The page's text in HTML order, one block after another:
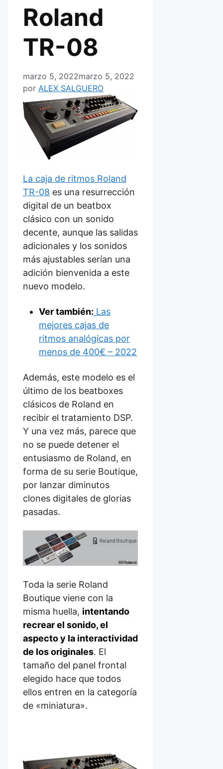
Roland
TR-08
marzo 5, 2022marzo 5, 2022
por ALEX SALGUERO
La caja de ritmos Roland
TR-08 es una resurrección
digital de un beatbox
clásico con un sonido
decente, aunque las salidas
adicionales y los sonidos
más ajustables serían una
adición bienvenida a este
nuevo modelo.
Ver también: Las
mejores cajas de
ritmos analógicas por
menos de 400€ – 2022
Además, este modelo es el
último de los beatboxes
clásicos de Roland en
recibir el tratamiento DSP.
Y una vez más, parece que
no se puede detener el
entusiasmo de Roland, en
forma de su serie Boutique,
por lanzar diminutos
clones digitales de glorias
pasadas.
Toda la serie Roland
Boutique viene con la
misma huella, intentando
recrear el sonido, el
aspecto y la interactividad
de los originales. El
tamaño del panel frontal
elegido hace que todos
ellos entren en la categoría
de «miniatura».